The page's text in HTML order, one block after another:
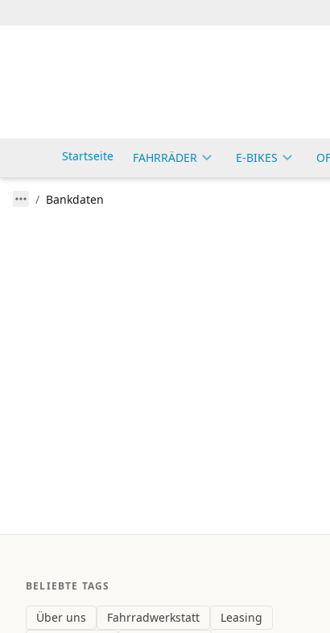
Startseite FAHRRÄDER E-BIKES
Bankdaten
BELIEBTE TAGS
Über uns Fahrradwerkstatt
Leasing